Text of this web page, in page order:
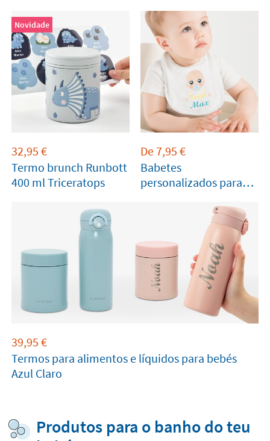
Novidade
32,95 €
Termo brunch Runbott
400 ml Triceratops
De7,95 €
Babetes
personalizados para
39,95 €
Termos para alimentos e líquidos para bebés
Azul Claro
Produtos para o banho do teu